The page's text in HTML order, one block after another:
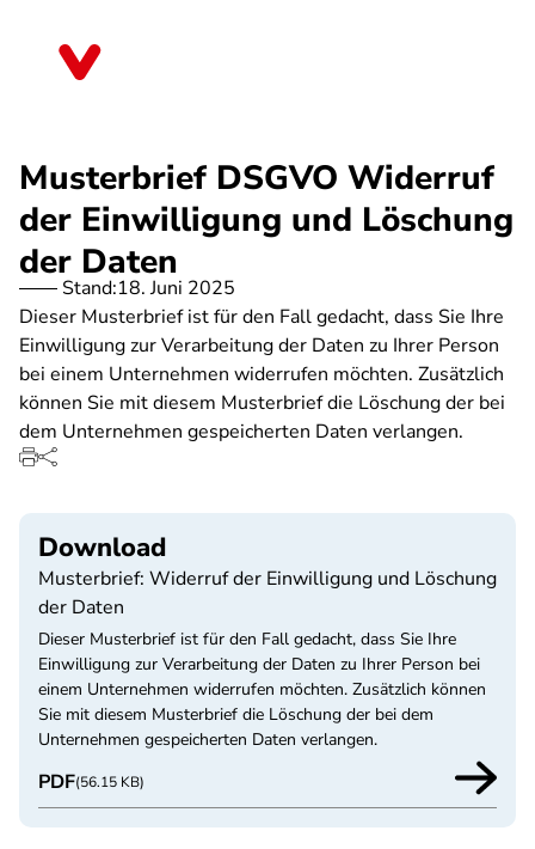
Musterbrief DSGVO Widerruf
der Einwilligung und Löschung
der Daten
Stand:18. Juni 2025
Dieser Musterbrief ist für den Fall gedacht, dass Sie Ihre
Einwilligung zur Verarbeitung der Daten zu Ihrer Person
bei einem Unternehmen widerrufen möchten. Zusätzlich
können Sie mit diesem Musterbrief die Löschung der bei
dem Unternehmen gespeicherten Daten verlangen.
Download
Musterbrief: Widerruf der Einwilligung und Löschung
der Daten
Dieser Musterbrief ist für den Fall gedacht, dass Sie Ihre
Einwilligung zur Verarbeitung der Daten zu Ihrer Person bei
einem Unternehmen widerrufen möchten. Zusätzlich können
Sie mit diesem Musterbrief die Löschung der bei dem
Unternehmen gespeicherten Daten verlangen.
PDF(56.15 KB)